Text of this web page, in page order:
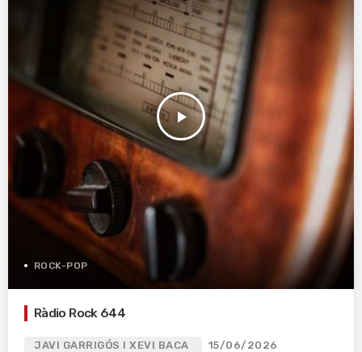
play_arrow
ROCK-POP
Ràdio Rock 644
JAVI GARRIGÓS I XEVI BACA 15/06/2026